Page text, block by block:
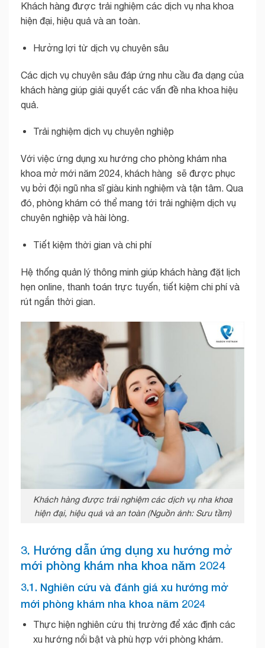
Khách hàng được trải nghiệm các dịch vụ nha khoa
hiện đại, hiệu quả và an toàn.
Hưởng lợi từ dịch vụ chuyên sâu
Các dịch vụ chuyên sâu đáp ứng nhu cầu đa dạng của
khách hàng giúp giải quyết các vấn đề nha khoa hiệu
quả.
Trải nghiệm dịch vụ chuyên nghiệp
Với việc ứng dụng xu hướng cho phòng khám nha
khoa mở mới năm 2024, khách hàng sẽ được phục
vụ bởi đội ngũ nha sĩ giàu kinh nghiệm và tận tâm. Qua
đó, phòng khám có thể mang tới trải nghiệm dịch vụ
chuyên nghiệp và hài lòng.
Tiết kiệm thời gian và chi phí
Hệ thống quản lý thông minh giúp khách hàng đặt lịch
hẹn online, thanh toán trực tuyến, tiết kiệm chi phí và
rút ngắn thời gian.
Khách hàng được trải nghiệm các dịch vụ nha khoa
hiện đại, hiệu quả và an toàn (Nguồn ảnh: Sưu tầm)
3. Hướng dẫn ứng dụng xu hướng mở
mới phòng khám nha khoa năm 2024
3.1. Nghiên cứu và đánh giá xu hướng mở
mới phòng khám nha khoa năm 2024
Thực hiện nghiên cứu thị trường để xác định các
xu hướng nổi bật và phù hợp với phòng khám.